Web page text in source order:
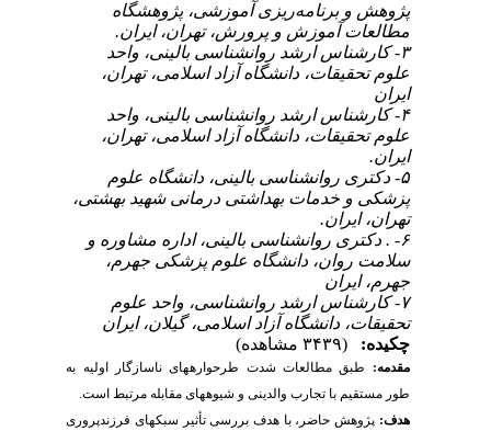
پژوهش و برنامه‌‌ریزی آموزشی، پژوهشگاه
مطالعات آموزش و پرورش، تهران، ایران.
۳- کارشناس ارشد روانشناسی بالینی، واحد
علوم تحقیقات، دانشگاه آزاد اسلامی، تهران،
ایران
۴- کارشناس ارشد روانشناسی بالینی، واحد
علوم تحقیقات، دانشگاه آزاد اسلامی، تهران،
ایران.
۵- دکتری روانشناسی بالینی، دانشگاه علوم
پزشکی و خدمات بهداشتی درمانی شهید بهشتی،
تهران، ایران.
۶- . دکتری روانشناسی بالینی، اداره مشاوره و
سلامت روان، دانشگاه علوم پزشکی جهرم،
جهرم، ایران
۷- کارشناس ارشد روانشناسی، واحد علوم
تحقیقات، دانشگاه آزاد اسلامی، گیلان، ایران
چکیده:
مقدمه:طبق مطالعات شدت طرحواره­های ناسازگار اولیه به
طور مستقیم با تجارب والدینی و شیوه­های مقابله مرتبط است.
هدف:پژوهش حاضر، با هدف بررسی تأثیر سبک­های فرزندپروری